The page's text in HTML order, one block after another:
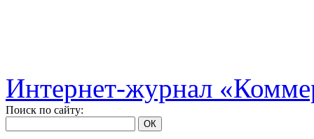
Интернет-журнал
Поиск по сайту:
ОК